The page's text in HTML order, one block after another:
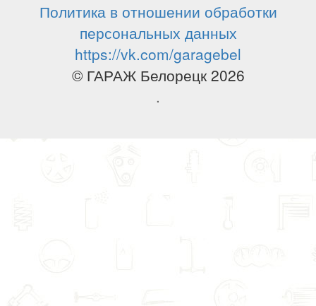
Политика в отношении обработки
персональных данных
https://vk.com/garagebel
© ГАРАЖ Белорецк 2026
.